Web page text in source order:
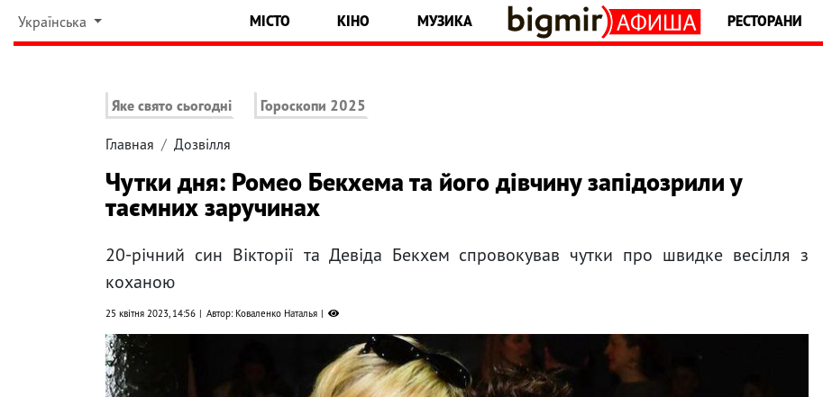
Українська МІСТО КІНО МУЗИКА РЕСТОРАНИ
Яке свято сьогодні Гороскопи 2025
Главная Дозвілля
Чутки дня: Ромео Бекхема та його дівчину запідозрили у
таємних заручинах
20-річний син Вікторії та Девіда Бекхем спровокував чутки про швидке весілля з
коханою
25 квітня 2023, 14:56 Автор: Коваленко Наталья